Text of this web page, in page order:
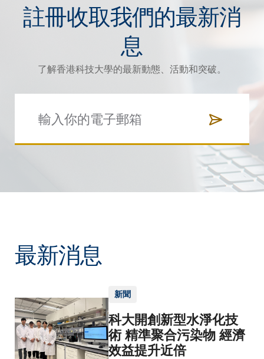
註冊收取我們的最新消
息
了解香港科技大學的最新動態、活動和突破。
最新消息
新聞
科大開創新型水淨化技
術 精準聚合污染物 經濟
效益提升近倍